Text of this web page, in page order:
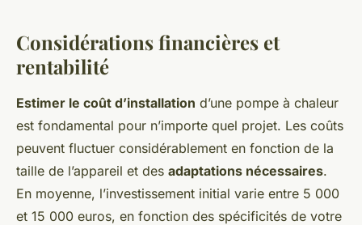
Considérations financières et
rentabilité
Estimer le coût d’installation d’une pompe à chaleur
est fondamental pour n’importe quel projet. Les coûts
peuvent fluctuer considérablement en fonction de la
taille de l’appareil et des adaptations nécessaires.
En moyenne, l’investissement initial varie entre 5 000
et 15 000 euros, en fonction des spécificités de votre